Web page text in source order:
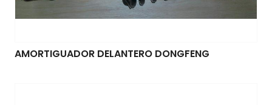
AMORTIGUADOR DELANTERO DONGFENG